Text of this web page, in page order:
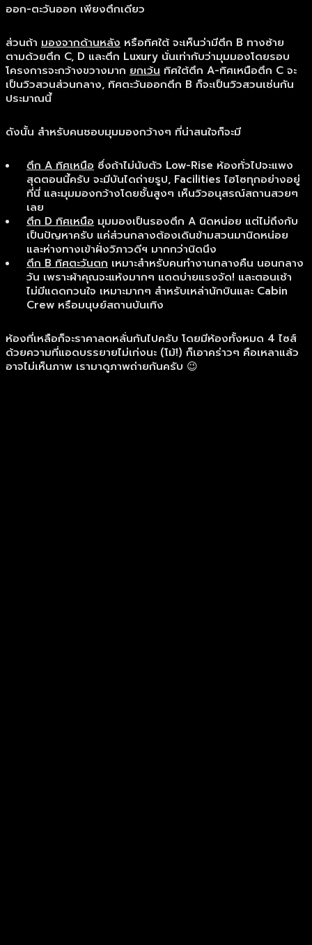
ออก-ตะวันออก เพียงตึกเดียว
ส่วนถ้า มองจากด้านหลัง หรือทิศใต้ จะเห็นว่ามีตึก B ทางซ้าย
ตามด้วยตึก C, D และตึก Luxury นั่นเท่ากับว่ามุมมองโดยรอบ
โครงการจะกว้างขวางมาก ยกเว้น ทิศใต้ตึก A-ทิศเหนือตึก C จะ
เป็นวิวสวนส่วนกลาง, ทิศตะวันออกตึก B ก็จะเป็นวิวสวนเช่นกัน
ประมาณนี้
ดังนั้น สำหรับคนชอบมุมมองกว้างๆ ที่น่าสนใจก็จะมี
ตึก A ทิศเหนือ ซึ่งถ้าไม่นับตัว Low-Rise ห้องทั่วไปจะแพง
สุดตอนนี้ครับ จะมีบันไดถ่ายรูป, Facilities ไฮโซทุกอย่างอยู่
ที่นี่ และมุมมองกว้างโดยชั้นสูงๆ เห็นวิวอนุสรณ์สถานสวยๆ
เลย
ตึก D ทิศเหนือ มุมมองเป็นรองตึก A นิดหน่อย แต่ไม่ถึงกับ
เป็นปัญหาครับ แค่ส่วนกลางต้องเดินข้ามสวนมานิดหน่อย
และห่างทางเข้าฝั่งวิภาวดีฯ มากกว่านิดนึง
ตึก B ทิศตะวันตก เหมาะสำหรับคนทำงานกลางคืน นอนกลาง
วัน เพราะผ้าคุณจะแห้งมากๆ แดดบ่ายแรงจัด! และตอนเช้า
ไม่มีแดดกวนใจ เหมาะมากๆ สำหรับเหล่านักบินและ Cabin
Crew หรือมนุษย์สถานบันเทิง
ห้องที่เหลือก็จะราคาลดหลั่นกันไปครับ โดยมีห้องทั้งหมด 4 ไซส์
ด้วยความที่แอดบรรยายไม่เก่งนะ (โม้!) ก็เอาคร่าวๆ คือเหลาแล้ว
อาจไม่เห็นภาพ เรามาดูภาพถ่ายกันครับ 😉